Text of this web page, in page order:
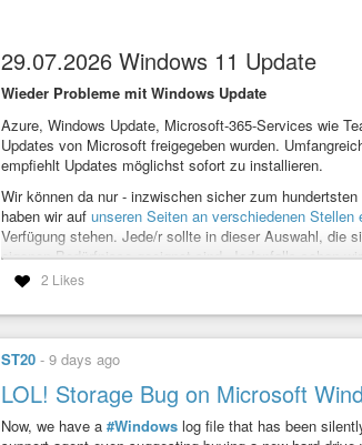
29.07.2026 Windows 11 Update
Wieder Probleme mit Windows Update
Azure, Windows Update, Microsoft-365-Services wie
Updates von Microsoft freigegeben wurden.
empfiehlt Updates möglichst sofort zu installieren.
Wir können da nur - inzwischen sicher zum
haben wir auf unseren Seiten an verschiedenen Stellen
Verfügung stehen. Jede/r sollte in dieser Auswahl, die
eigenen Bedürfnisse geeignet sind. Jedenfalls sehen
zahlen …
Link im Tor-Netzwerk:
windows-11-update.html
Tags:#Update #Probleme #Windows #Microsoft
#OpenSource #Linux #Alternative
2 Likes
ST20 - 9 days ago
LOL! Storage Bug on Microsoft
Now, we have a #Windows log file that has been